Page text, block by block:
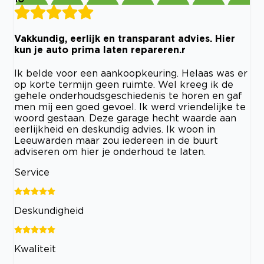
Vakkundig, eerlijk en transparant advies. Hier
kun je auto prima laten repareren.r
Ik belde voor een aankoopkeuring. Helaas was er
op korte termijn geen ruimte. Wel kreeg ik de
gehele onderhoudsgeschiedenis te horen en gaf
men mij een goed gevoel. Ik werd vriendelijke te
woord gestaan. Deze garage hecht waarde aan
eerlijkheid en deskundig advies. Ik woon in
Leeuwarden maar zou iedereen in de buurt
adviseren om hier je onderhoud te laten.
Service
Deskundigheid
Kwaliteit